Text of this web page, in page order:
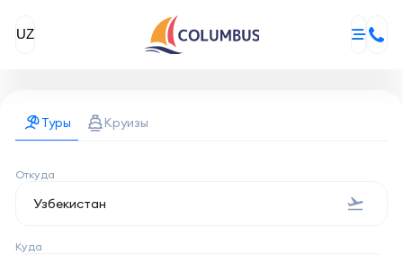
UZ
Туры Круизы
Откуда
Куда